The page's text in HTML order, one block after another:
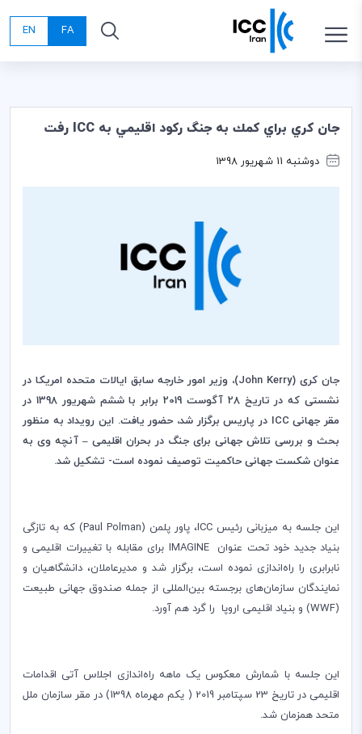
FA
EN
جان كري براي كمك به جنگ ركود اقليمي به ICC رفت
دوشنبه 11 شهریور 1398
جان کری (John Kerry)، وزیر امور خارجه سابق ایالات متحده امریکا در
نشستی که در تاریخ 28 آگوست 2019 برابر با ششم شهریور 1398 در
مقر جهانیICC در پاریس برگزار شد، حضور یافت. این رویداد به منظور
بحث و بررسی تلاش جهانی برای جنگ در بحران اقلیمی – آنچه وی به
عنوان شکست جهانی حاکمیت توصیف نموده است- تشکیل شد.
این جلسه به میزبانی رئیس‌ ICC، پاور پلمن (Paul Polman) که به تازگی
بنیاد جدید خود تحت عنوان
IMAGINE برای مقابله با تغییرات اقلیمی و
نابرابری را راه‌اندازی نموده است، برگزار شد و مدیر‌عاملان، دانشگاهیان و
نمایندگان سازمان‌های برجسته بین‌المللی از جمله صندوق جهانی طبیعت
(
WWF) و بنیاد اقلیمی اروپا را گرد هم آورد.
این جلسه با شمارش معکوس یک ماهه راه‌اندازی اجلاس آتی اقدامات
اقلیمی در تاریخ 23 سپتامبر 2019 ( یکم مهرماه 1398) در مقر سازمان ملل
متحد همزمان شد.